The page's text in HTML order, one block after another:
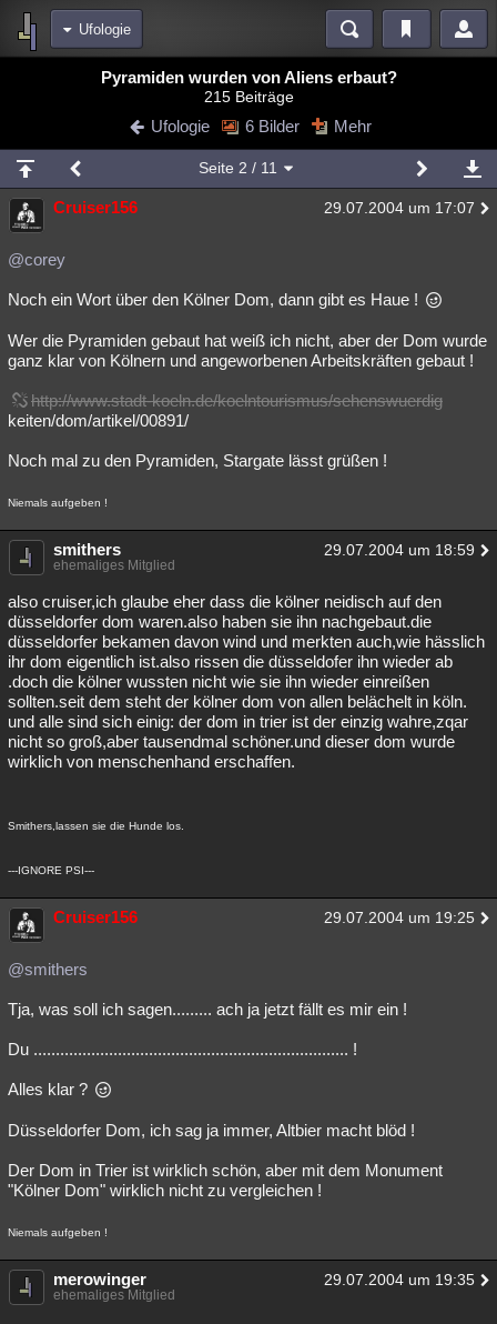
Ufologie
Blogs Videos
Chat Wiki Neuigkeiten
meine Rubriken
Menschen Wissenschaft Mystery Kriminalfälle
Spiritualität
Natur Umfragen Unterhaltung
weitere Rubriken
Philosophie Träume Orte Esoterik Literatur
Astronomie Helpdesk Gruppen Gaming Filme
Musik Clash Verbesserungen Allmystery
Lesenswert Schlüsselwörter
Pyramiden wurden von Aliens erbaut?
215 Beiträge
Ufologie 6 Bilder Mehr
Seite2 / 11
Cruiser156 29.07.2004 um 17:07
@corey
Noch ein Wort über den Kölner Dom, dann gibt es Haue !
Wer die Pyramiden gebaut hat weiß ich nicht, aber der Dom wurde
ganz klar von Kölnern und angeworbenen Arbeitskräften gebaut !
http://www.stadt-koeln.de/koelntourismus/sehenswuerdig
keiten/dom/artikel/00891/
Noch mal zu den Pyramiden, Stargate lässt grüßen !
Niemals aufgeben !
smithers 29.07.2004 um 18:59
ehemaliges Mitglied
also cruiser,ich glaube eher dass die kölner neidisch auf den
düsseldorfer dom waren.also haben sie ihn nachgebaut.die
düsseldorfer bekamen davon wind und merkten auch,wie hässlich
ihr dom eigentlich ist.also rissen die düsseldofer ihn wieder ab
.doch die kölner wussten nicht wie sie ihn wieder einreißen
sollten.seit dem steht der kölner dom von allen belächelt in köln.
und alle sind sich einig: der dom in trier ist der einzig wahre,zqar
nicht so groß,aber tausendmal schöner.und dieser dom wurde
wirklich von menschenhand erschaffen.
Smithers,lassen sie die Hunde los.
---IGNORE PSI---
Cruiser156 29.07.2004 um 19:25
@smithers
Tja, was soll ich sagen......... ach ja jetzt fällt es mir ein !
Du ....................................................................... !
Alles klar ?
Düsseldorfer Dom, ich sag ja immer, Altbier macht blöd !
Der Dom in Trier ist wirklich schön, aber mit dem Monument
"Kölner Dom" wirklich nicht zu vergleichen !
Niemals aufgeben !
merowinger 29.07.2004 um 19:35
ehemaliges Mitglied